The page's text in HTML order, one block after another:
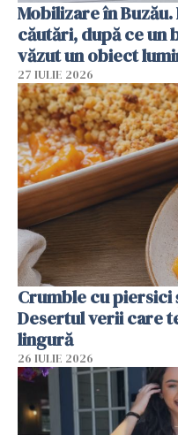
Mobilizare în
căutări, după ce un
văzut un obiect
27 IULIE 2026
Crumble cu piersici
Desertul verii care
lingură
26 IULIE 2026